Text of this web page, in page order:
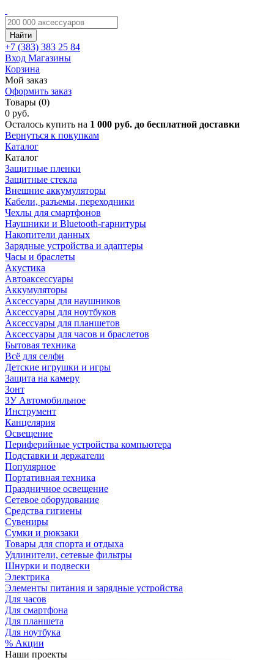
Найти
+7 (383) 383 25 84
Вход Магазины
Корзина
Мой заказ
Оформить заказ
Товары (0)
0 руб.
Осталось купить на 1 000 руб. до бесплатной доставки
Вернуться к покупкам
Каталог
Каталог
Защитные пленки
Защитные стекла
Внешние аккумуляторы
Кабели, разъемы, переходники
Чехлы для смартфонов
Наушники и Bluetooth-гарнитуры
Накопители данных
Зарядные устройства и адаптеры
Часы и браслеты
Акустика
Автоаксессуары
Аккумуляторы
Аксессуары для наушников
Аксессуары для ноутбуков
Аксессуары для планшетов
Аксессуары для часов и браслетов
Бытовая техника
Всё для селфи
Детские игрушки и игры
Защита на камеру
Зонт
ЗУ Автомобильное
Инструмент
Канцелярия
Освещение
Периферийные устройства компьютера
Подставки и держатели
Популярное
Портативная техника
Праздничное освещение
Сетевое оборудование
Средства гигиены
Сувениры
Сумки и рюкзаки
Товары для спорта и отдыха
Удлинители, сетевые фильтры
Шнурки и подвески
Электрика
Элементы питания и зарядные устройства
Для часов
Для смартфона
Для планшета
Для ноутбука
% Акции
Наши проекты